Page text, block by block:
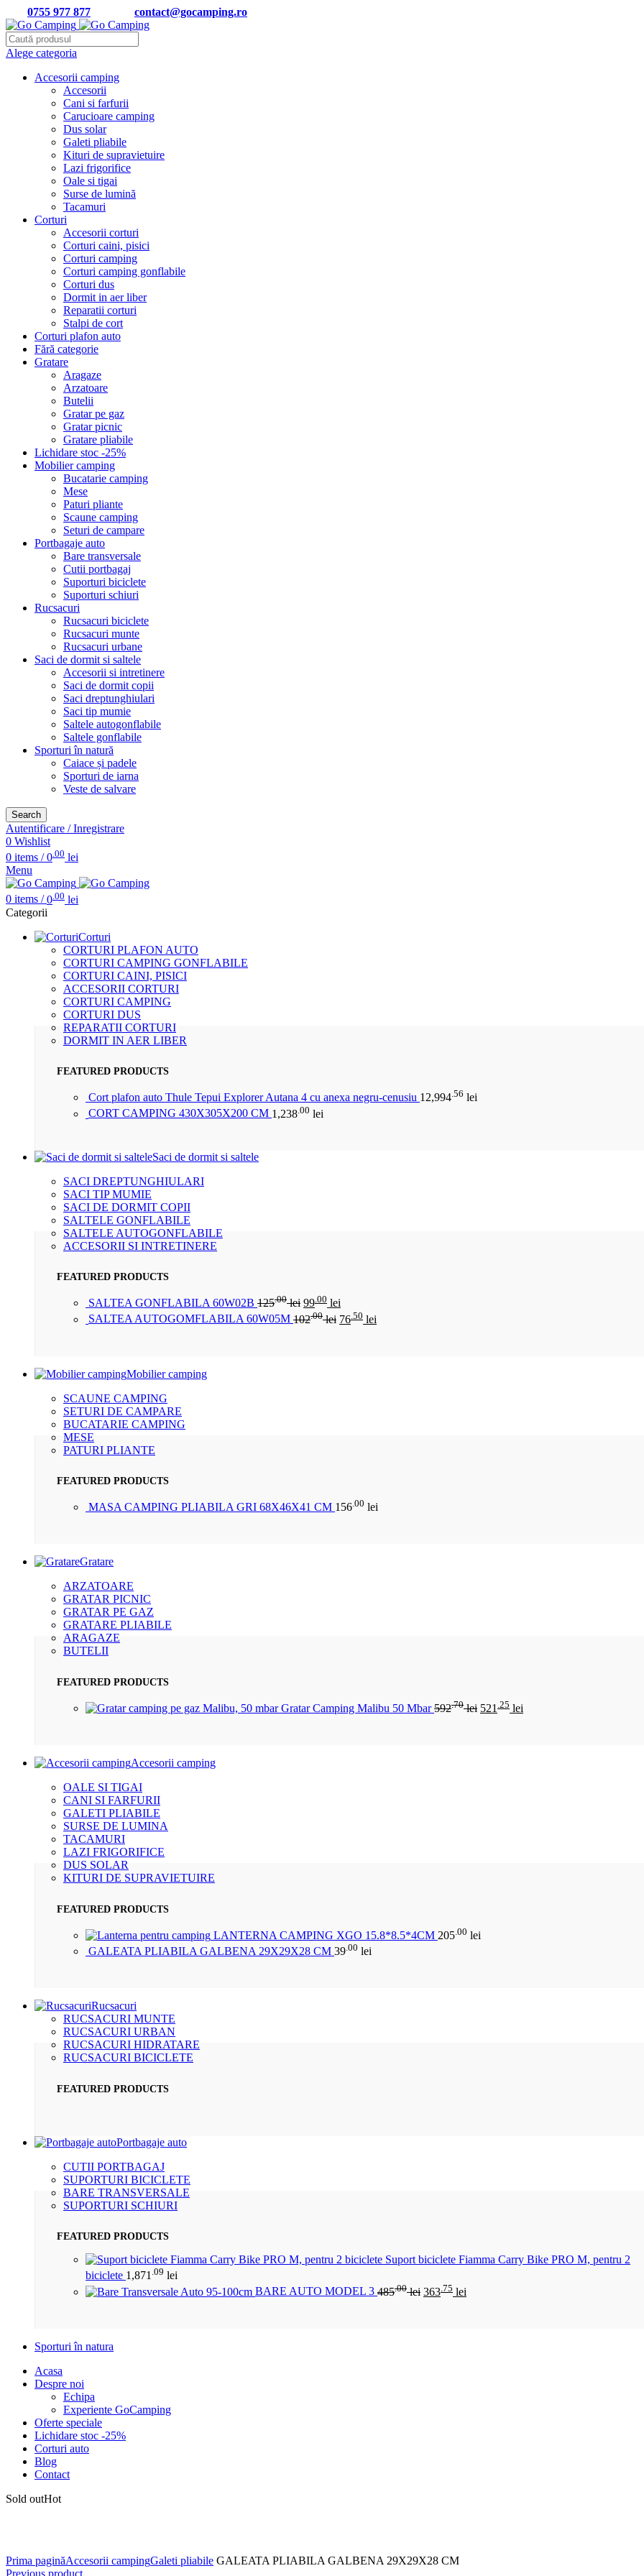
0755 977 877 contact@gocamping.ro
Alege categoria
Accesorii camping
Accesorii
Cani si farfurii
Carucioare camping
Dus solar
Galeti pliabile
Kituri de supravietuire
Lazi frigorifice
Oale si tigai
Surse de lumină
Tacamuri
Corturi
Accesorii corturi
Corturi caini, pisici
Corturi camping
Corturi camping gonflabile
Corturi dus
Dormit in aer liber
Reparatii corturi
Stalpi de cort
Corturi plafon auto
Fără categorie
Gratare
Aragaze
Arzatoare
Butelii
Gratar pe gaz
Gratar picnic
Gratare pliabile
Lichidare stoc -25%
Mobilier camping
Bucatarie camping
Mese
Paturi pliante
Scaune camping
Seturi de campare
Portbagaje auto
Bare transversale
Cutii portbagaj
Suporturi biciclete
Suporturi schiuri
Rucsacuri
Rucsacuri biciclete
Rucsacuri munte
Rucsacuri urbane
Saci de dormit si saltele
Accesorii si intretinere
Saci de dormit copii
Saci dreptunghiulari
Saci tip mumie
Saltele autogonflabile
Saltele gonflabile
Sporturi în natură
Caiace și padele
Sporturi de iarna
Veste de salvare
Search
Autentificare / Inregistrare
0 Wishlist
0 items / 0.00 lei
Menu
0 items / 0 .00 lei
Categorii
Corturi
CORTURI PLAFON AUTO
CORTURI CAMPING GONFLABILE
CORTURI CAINI, PISICI
ACCESORII CORTURI
CORTURI CAMPING
CORTURI DUS
REPARATII CORTURI
DORMIT IN AER LIBER
FEATURED PRODUCTS
Cort plafon auto Thule Tepui Explorer Autana 4 cu anexa negru-cenusiu 12,994.56 lei
CORT CAMPING 430X305X200 CM 1,238 .00 lei
Saci de dormit si saltele
SACI DREPTUNGHIULARI
SACI TIP MUMIE
SACI DE DORMIT COPII
SALTELE GONFLABILE
SALTELE AUTOGONFLABILE
ACCESORII SI INTRETINERE
FEATURED PRODUCTS
SALTEA GONFLABILA 60W02B 125.00 lei 99.00 lei
SALTEA AUTOGOMFLABILA 60W05M 102.00 lei 76 .50 lei
Mobilier camping
SCAUNE CAMPING
SETURI DE CAMPARE
BUCATARIE CAMPING
MESE
PATURI PLIANTE
FEATURED PRODUCTS
MASA CAMPING PLIABILA GRI 68X46X41 CM 156.00 lei
Gratare
ARZATOARE
GRATAR PICNIC
GRATAR PE GAZ
GRATARE PLIABILE
ARAGAZE
BUTELII
FEATURED PRODUCTS
Gratar Camping Malibu 50 Mbar592.70 lei 521 .25 lei
Accesorii camping
OALE SI TIGAI
CANI SI FARFURII
GALETI PLIABILE
SURSE DE LUMINA
TACAMURI
LAZI FRIGORIFICE
DUS SOLAR
KITURI DE SUPRAVIETUIRE
FEATURED PRODUCTS
LANTERNA CAMPING XGO 15.8*8.5*4CM 205 .00 lei
GALEATA PLIABILA GALBENA 29X29X28 CM 39 .00 lei
Rucsacuri
RUCSACURI MUNTE
RUCSACURI URBAN
RUCSACURI HIDRATARE
RUCSACURI BICICLETE
FEATURED PRODUCTS
Portbagaje auto
CUTII PORTBAGAJ
SUPORTURI BICICLETE
BARE TRANSVERSALE
SUPORTURI SCHIURI
FEATURED PRODUCTS
Suport biciclete Fiamma Carry Bike PRO M, pentru 2
biciclete 1,871 .09 lei
BARE AUTO MODEL 3 485.00 lei 363 .75 lei
Sporturi în natura
Acasa
Despre noi
Echipa
Experiente GoCamping
Oferte speciale
Lichidare stoc -25%
Corturi auto
Blog
Contact
Sold outHot
Prima paginăAccesorii campingGaleti pliabile GALEATA PLIABILA GALBENA 29X29X28 CM
Previous product